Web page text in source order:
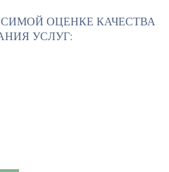
ОЦЕНКЕ КАЧЕСТВА
УСЛУГ: